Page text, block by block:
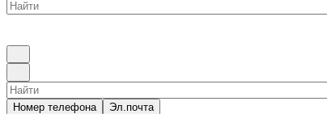
Номер телефона Эл.почта